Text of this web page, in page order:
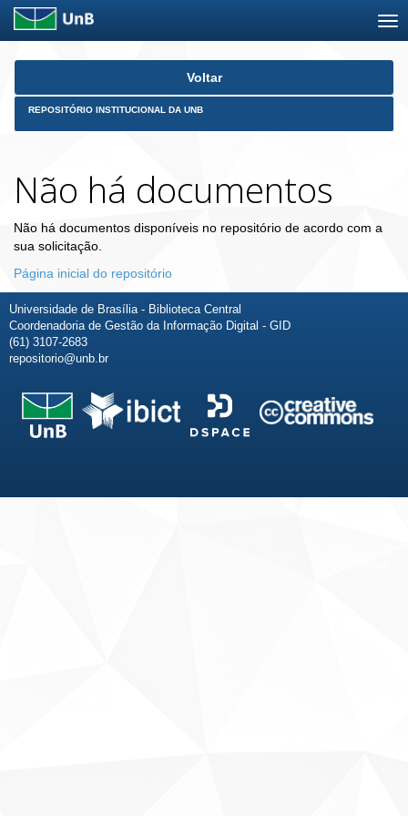
Skip
Voltar
REPOSITÓRIO INSTITUCIONAL DA UNB
Não há documentos
Não há documentos disponíveis no repositório de acordo com a
sua solicitação.
Página inicial do repositório
Universidade de Brasília - Biblioteca Central
Coordenadoria de Gestão da Informação Digital - GID
(61) 3107-2683
repositorio@unb.br